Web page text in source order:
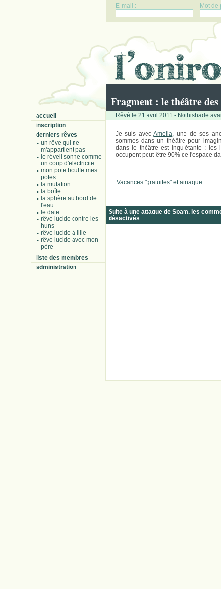
E-mail : Mot de
Fragment : le théâtre des
accueil
inscription
derniers rêves
un rêve qui ne
m'appartient pas
le réveil sonne comme
un coup d'électricité
mon pote bouffe mes
potes
la mutation
la boîte
la sphère au bord de
l'eau
le date
rêve lucide contre les
huns
rêve lucide à lille
rêve lucide avec mon
père
liste des membres
administration
Rêvé le 21 avril 2011 - Nothishade
Je suis avecAmelia, une de ses
sommes dans un théâtre pour
dans le théâtre est inquiétante : les
occupent peut-être 90% de l'espace
Vacances "gratuites" et arnaque
Suite à une attaque de Spam, les
désactivés